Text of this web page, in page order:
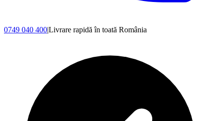
0749 040 400|Livrare rapidă în toată România